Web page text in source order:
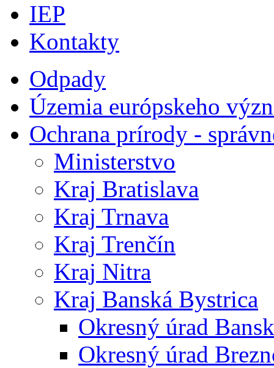
IEP
Kontakty
Odpady
Územia európskeho
Ochrana prírody -
Ministerstvo
Kraj Bratislava
Kraj Trnava
Kraj Trenčín
Kraj Nitra
Kraj Banská Bystrica
Okresný úrad
Okresný úrad